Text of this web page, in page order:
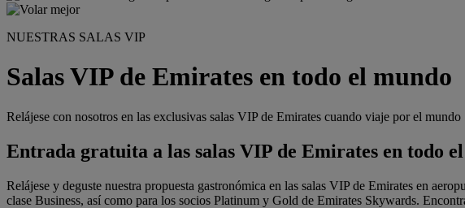
NUESTRAS SALAS VIP
Salas VIP de Emirates en todo el mundo
Relájese con nosotros en las exclusivas salas VIP de Emirates cuando viaje por el mundo
Entrada gratuita a las salas VIP de Emirates en todo
Relájese y deguste nuestra propuesta gastronómica en las salas VIP de Emirates en
clase Business, así como para los socios Platinum y Gold de Emirates Skywards.